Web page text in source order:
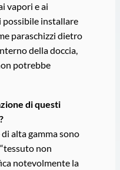
vapori e ai
possibile installare
paraschizzi dietro
della doccia,
potrebbe
di questi
alta gamma sono
non
notevolmente la